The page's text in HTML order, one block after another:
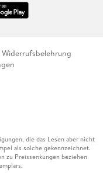
Widerrufsbelehrung
die das Lesen aber nicht
als solche gekennzeichnet.
zu Preissenkungen beziehen